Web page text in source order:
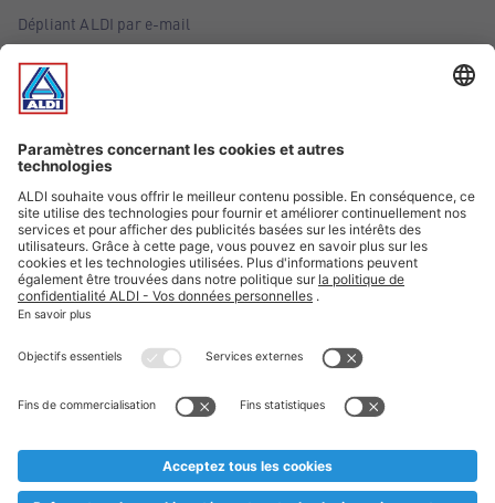
Dépliant ALDI par e-mail
Offres
Infos essentielles
Suivez ALDI Belgique
Textes marqués d'un astérisque et mentions légales
* Nous vendons ces articles temporairement et jusqu'à
au cas où, malgré le planning bien étudié, nous serions
prématurément en rupture de stock. Prix Recupel et TVA incl.
** Sur ce site, l’utilisation de la forme masculine a été adoptée